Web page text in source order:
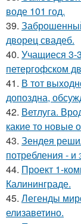
воде 101 год.
39.
дворец свадеб.
40. Учащиеся 3-
петергофском
41. В тот
допоздна,
42. Ветлуга.
какие то новые
43. Зендея
потребления - и
44. Проект 1-
Калининграде.
45. Легенды
елизаветино.